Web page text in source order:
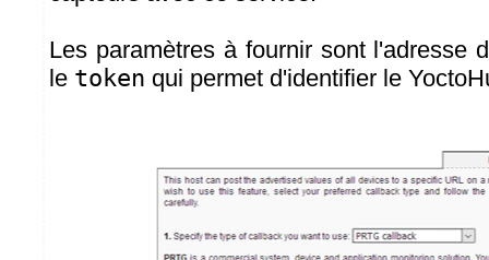
Les paramètres à fournir sont l'adresse
le token qui permet d'identifier le